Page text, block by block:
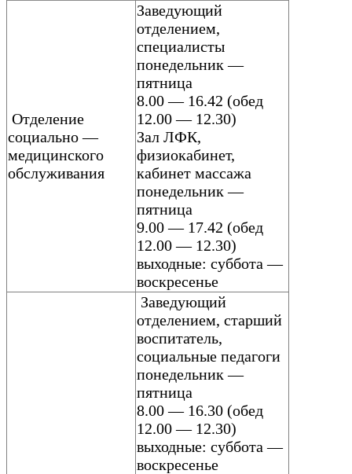
Отделение
социально —
медицинского
обслуживания
Заведующий
отделением,
специалисты
понедельник —
пятница
8.00 — 16.42 (обед
12.00 — 12.30)
Зал ЛФК,
физиокабинет,
кабинет массажа
понедельник —
пятница
9.00 — 17.42 (обед
12.00 — 12.30)
выходные: суббота —
воскресенье
Заведующий
отделением, старший
воспитатель,
социальные педагоги
понедельник —
пятница
8.00 — 16.30 (обед
12.00 — 12.30)
выходные: суббота —
воскресенье